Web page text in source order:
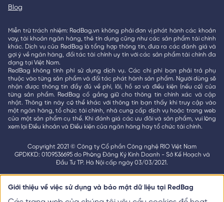
Blog
Miễn trừ trách nhiệm: RedBag.vn không phải đơn vị phát hành các khoản
vay, tài khoản ngân hàng, thẻ tín dụng cũng như các sản phẩm tài chính
khác. Dịch vụ của RedBag là tổng hợp thông tin, đưa ra các đánh giá và
gợi ý về ngân hàng, đối tác tài chính uy tín với các sản phẩm tài chính đa
dạng tại Việt Nam.
RedBag không tính phí sử dụng dịch vụ. Các chi phí bạn phải trả phụ
thuộc vào từng sản phẩm và đối tác phát hành sản phẩm. Người dùng sẽ
nhận được thông tin đầy đủ về phí, lãi, hồ sơ và điều kiện (nếu có) của
từng sản phẩm. RedBag cố gắng giữ cho thông tin chính xác và cập
nhật. Thông tin này có thể khác với thông tin bạn thấy khi truy cập vào
một ngân hàng, tổ chức tài chính, nhà cung cấp dịch vụ hoặc trang web
của một sản phẩm cụ thể. Khi đánh giá các ưu đãi và sản phẩm, vui lòng
xem lại Điều khoản và Điều kiện của ngân hàng hay tổ chức tài chính.
Copyright 2021 © Công ty Cổ phần Công nghệ RIO Việt Nam
GPDKKD: 0109536695 do Phòng Đăng Ký Kinh Doanh - Sở Kế Hoạch và
Đầu Tư TP. Hà Nội cấp ngày 03/03/2021.
Giới thiệu về việc sử dụng và bảo mật dữ liệu tại RedBag